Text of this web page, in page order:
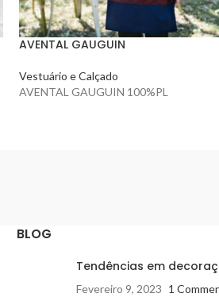
AVENTAL GAUGUIN
Vestuário e Calçado
AVENTAL GAUGUIN 100%PL
BLOG
Tendências em
Fevereiro 9, 2023 1